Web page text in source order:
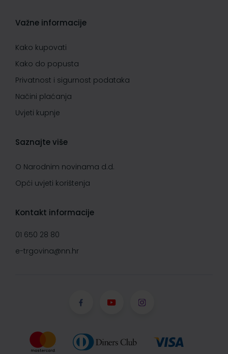
Važne informacije
Kako kupovati
Kako do popusta
Privatnost i sigurnost podataka
Načini plaćanja
Uvjeti kupnje
Saznajte više
O Narodnim novinama d.d.
Opći uvjeti korištenja
Kontakt informacije
01 650 28 80
e-trgovina@nn.hr